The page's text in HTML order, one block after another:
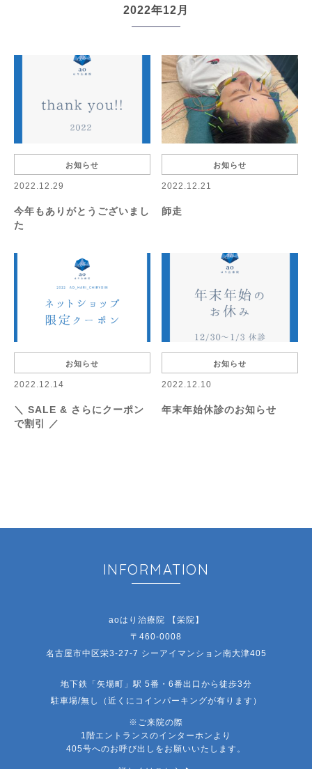
2022年12月
お知らせ
2022.12.29
今年もありがとうございまし
た
お知らせ
2022.12.21
師走
お知らせ
2022.12.14
＼ SALE & さらにクーポン
で割引 ／
お知らせ
2022.12.10
年末年始休診のお知らせ
INFORMATION
aoはり治療院 【栄院】
〒460-0008
名古屋市中区栄3-27-7 シーアイマンション南大津405
地下鉄「矢場町」駅 5番・6番出口から徒歩3分
駐車場/無し（近くにコインパーキングが有ります）
※ご来院の際
1階エントランスのインターホンより
405号へのお呼び出しをお願いいたします。